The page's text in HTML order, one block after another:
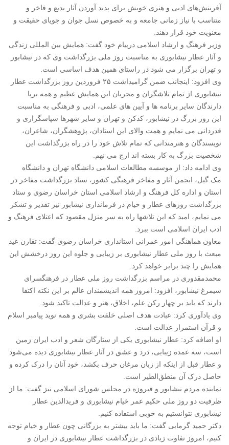
آفرینش‌های ادبی و هنری خویش برای پدید آوردن آثار بدیع و فاخر و
متناسب با نیاز زمانی جامعه و به خصوص نسل جوان و جویای حقیقت و
معنویت خود قرار دهند.
وزیر فرهنگ و ارشاد اسلامی درپیام خود گفت: همایش بین المللی زندگی
و آثار عطار نیشابوری به مناسبت روز ملی بزرگداشت وی که در نیشابور
و تهران برگزار می شود در راستای همین هدف اساسی است.
وی افزود: اینجانب ضمن گرامیداشت ۲۵ فروردین روز بزرگداشت عطار
نیشابوری از تمام تلاشگران و مجریان این همایش عظیم و همه برپا
دارندگان سایر برنامه ها و آیین های علمی، ادبی و فرهنگی به مناسبت
این روز بزرگ در نیشابور، کدکن و تهران و سایر شهرها سپاسگزاری و
قدردانی می نمایم و همت والای این استادان، پژوهشگران، شاعران،
نویسندگان و هنرمندانی که تمام تلاش خود را در راه بزرگداشت این
شخصیت بزرگ به کار بسته اند ارج می نهم.
وی ادامه داد: از موسسه مطالعات اسلامی دانشگاه تهران و دانشگاه
مک گیل، انجمن آثار و مفاخر فرهنگی کشور، ستاد بزرگداشت مفاخر در
استان و اداره کل فرهنگ و ارشاد اسلامی استان خراسان رضوی و ستاد
بزرگداشت روزهای عطار و خیام در فرمانداری نیشابور نیز تقدیر و تشکر
می نمایم، امید که این تلاشها راه به سر منزل مقصود که اعتلای فرهنگ و
ادب ایران اسلامی است ببرد.
معاون هماهنگی امور عمرانی استانداری خراسان رضوی گفت: تقارن عید
مبعث با روز ملی عطار نیشابوری بر زیبایی و جلوه این روز درخشش این
همایش را چند برابر خواهد کرد.
محمدمقدوری در مراسم بزرگداشت روز ملی عطار در فرهنگسرای
سیمرغ نیشابور، افزود: امروز همه اندیشمندان عالم بر این نکته اکتفا
دارند که باید بر چهار رکن علم، اخلاق، هنر و عدالت تاکید شود.
وی یادآوری کرد: عبادت هدف اصلی خلقت بشری و همه نوید پیامبر اسلام
و قرآن استمرار عدالت است.
او اضافه کرد: عطار نیشابوری یکی از ستارگان شعر و ادب ایران زمین
است، سه عمده زیبایی، درد و عشق در آثار عطار نیشابوری دیده می‌شود
و عطار قبل از اینکه از زبان مرغان حرف بکشد، خود آنان را درک کرده و
حاصل درک آن منطق‌الطیر است.
نماینده مردم نیشابور و فیروزه در مجلس شورای اسلامی نیز گفت: ما از
ظرفیت دو روز ملی حکیم عمر خیام نیشابوری و فریدالدین عطار
نیشابوری نتوانستیم به خوبی استفاده کنیم.
دکتر حمید گرمابی گفت: ما باید بیشتر به بزرگانی چون عطار و خیام توجه
کنیم، امروز تفاوت زیادی در بزرگداشت عطار نیشابوری در ایران و